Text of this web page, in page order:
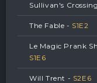
Sullivan's
The Fable - S1E2
Le Magic Prank
S1E 6
Will Trent - S2E 6